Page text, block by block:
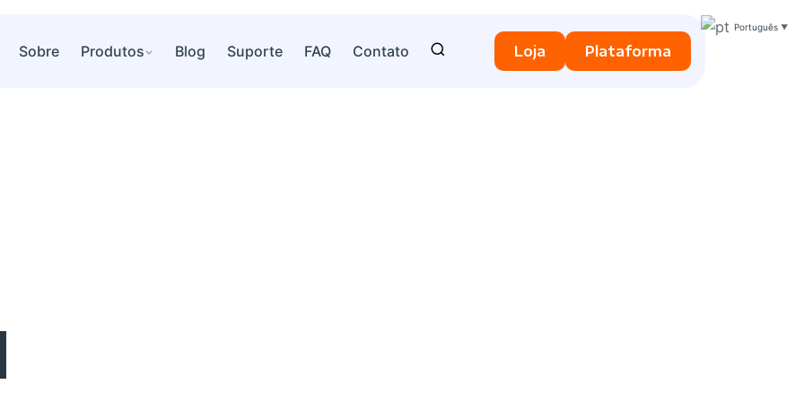
Sobre Produtos Blog Suporte FAQ Contato Loja Plataforma
Português ▼